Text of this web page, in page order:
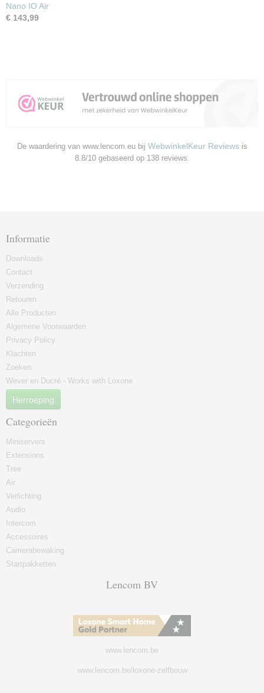
Nano IO Air
€ 143,99
De waardering van www.lencom.eu bij WebwinkelKeur Reviewsis
8.8/10 gebaseerd op 138 reviews.
Informatie
Downloads
Contact
Verzending
Retouren
Alle Producten
Algemene Voorwaarden
Privacy Policy
Klachten
Zoeken
Wever en Ducré - Works with Loxone
Herroeping
Categorieën
Miniservers
Extensions
Tree
Air
Verlichting
Audio
Intercom
Accessoires
Camerabewaking
Startpakketten
Lencom BV
www.lencom.be
www.lencom.be/loxone-zelfbouw